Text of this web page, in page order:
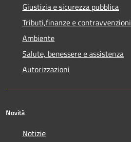
Giustizia e sicurezza pubblica
Tributi,finanze e contravvenzioni
Ambiente
Salute, benessere e assistenza
Autorizzazioni
Novità
Notizie